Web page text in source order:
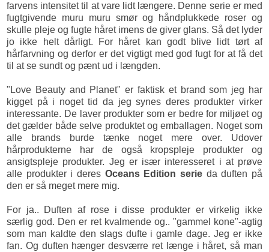
farvens intensitet til at vare lidt længere. Denne serie er med
fugtgivende muru muru smør og håndplukkede roser og
skulle pleje og fugte håret imens de giver glans. Så det lyder
jo ikke helt dårligt. For håret kan godt blive lidt tørt af
hårfarvning og derfor er det vigtigt med god fugt for at få det
til at se sundt og pænt ud i længden.
"Love Beauty and Planet" er faktisk et brand som jeg har
kigget på i noget tid da jeg synes deres produkter virker
interessante. De laver produkter som er bedre for miljøet og
det gælder både selve produktet og emballagen. Noget som
alle brands burde tænke noget mere over. Udover
hårprodukterne har de også kropspleje produkter og
ansigtspleje produkter. Jeg er især interesseret i at prøve
alle produkter i deres Oceans Edition serie da duften på
den er så meget mere mig.
For ja.. Duften af rose i disse produkter er virkelig ikke
særlig god. Den er ret kvalmende og.. "gammel kone"-agtig
som man kaldte den slags dufte i gamle dage. Jeg er ikke
fan. Og duften hænger desværre ret længe i håret, så man